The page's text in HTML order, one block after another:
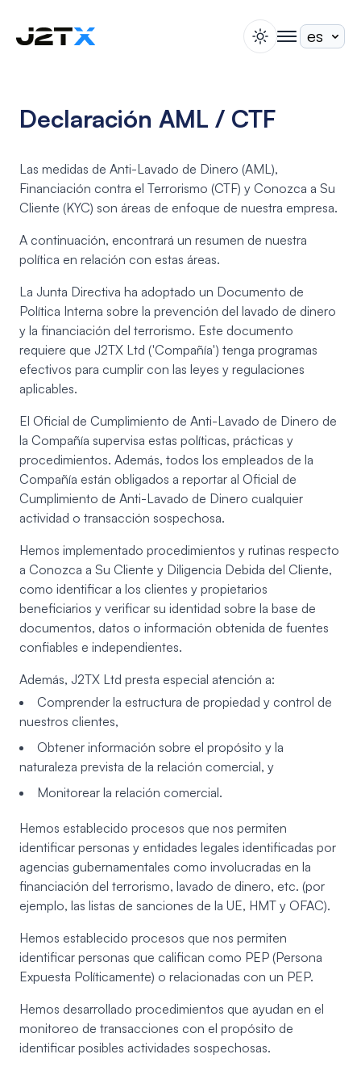
Blog
Ayuda
Abrir Cuenta
Iniciar Sesión
switch theme
togglenav
Declaración AML / CTF
Las medidas de Anti-Lavado de Dinero (AML),
Financiación contra el Terrorismo (CTF) y Conozca a Su
Cliente (KYC) son áreas de enfoque de nuestra empresa.
A continuación, encontrará un resumen de nuestra
política en relación con estas áreas.
La Junta Directiva ha adoptado un Documento de
Política Interna sobre la prevención del lavado de dinero
y la financiación del terrorismo. Este documento
requiere que J2TX Ltd ('Compañía') tenga programas
efectivos para cumplir con las leyes y regulaciones
aplicables.
El Oficial de Cumplimiento de Anti-Lavado de Dinero de
la Compañía supervisa estas políticas, prácticas y
procedimientos. Además, todos los empleados de la
Compañía están obligados a reportar al Oficial de
Cumplimiento de Anti-Lavado de Dinero cualquier
actividad o transacción sospechosa.
Hemos implementado procedimientos y rutinas respecto
a Conozca a Su Cliente y Diligencia Debida del Cliente,
como identificar a los clientes y propietarios
beneficiarios y verificar su identidad sobre la base de
documentos, datos o información obtenida de fuentes
confiables e independientes.
Además, J2TX Ltd presta especial atención a:
Comprender la estructura de propiedad y control de
nuestros clientes,
Obtener información sobre el propósito y la
naturaleza prevista de la relación comercial, y
Monitorear la relación comercial.
Hemos establecido procesos que nos permiten
identificar personas y entidades legales identificadas por
agencias gubernamentales como involucradas en la
financiación del terrorismo, lavado de dinero, etc. (por
ejemplo, las listas de sanciones de la UE, HMT y OFAC).
Hemos establecido procesos que nos permiten
identificar personas que califican como PEP (Persona
Expuesta Políticamente) o relacionadas con un PEP.
Hemos desarrollado procedimientos que ayudan en el
monitoreo de transacciones con el propósito de
identificar posibles actividades sospechosas.